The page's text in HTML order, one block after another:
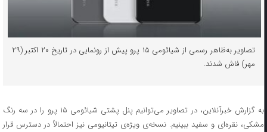
تصاویر به‌ظاهر رسمی از شیائومی ۱۵ پرو پیش از رونمایی در تاریخ ۲۰ اکتبر (۲۹
مهر) فاش شدند.
به گزارش خبرآنلاین، در تصاویر می‌توانیم پنل پشتی شیائومی ۱۵ پرو را در سه رنگ
مشکی، نقره‌ای و سفید ببینیم. نسخه‌ی ویژه‌ی تیتانیومی نیز احتمالاً در دسترس قرار